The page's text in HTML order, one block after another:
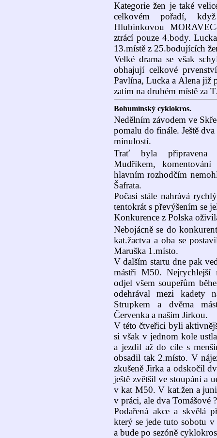
Kategorie žen je také
celkovém pořadí,
Hlubinkovou
ztrácí pouze 4.body.
13.místě z 25.bodujících
Velké drama se však
obhajují celkové
Pavlína, Lucka a Alena již
zatím na druhém místě za
Bohumínský cyklokros.
Nedělním závodem ve
pomalu do finále. Ještě
minulostí.
Trať byla připravena
Mudříkem,
hlavním rozhodčím
Šafrata.
Počasí stále nahrává
tentokrát s převýšením se
Konkurence z Polska
Nebojácně se do
kat.žactva a oba se
Maruška 1.místo.
V dalším startu dne pak
mástři M50. Nejrychlejší
odjel všem soupeřům
odehrával mezi kadety
Strupkem a dvěma
Červenka a naším Jirkou.
V této čtveřici byli
si však v jednom kole
a jezdil až do cíle s
obsadil tak 2.místo. V
zkušeně Jirka a odskočil
ještě zvětšil ve stoupání a
v kat M50. V kat.žen a
v práci, ale dva Tomášové
Podařená akce a skvělá
který se jede tuto sobotu
a bude po sezóně